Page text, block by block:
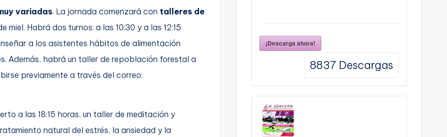
variadas. La jornada comenzará con talleres de
miel. Habrá dos turnos: a las 10:30 y a las 12:15
a los asistentes hábitos de alimentación
Además, habrá un taller de repoblación forestal a
previamente a través del correo:
a las 18:15 horas, un taller de meditación y
natural del estrés, la ansiedad y la
¡Descarga ahora!
8837 Descargas